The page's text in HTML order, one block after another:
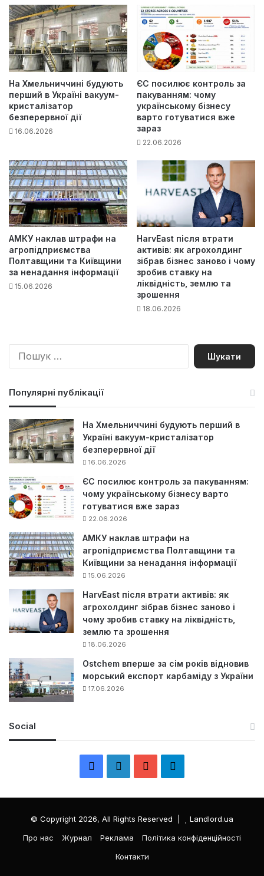
На Хмельниччині будують
перший в Україні вакуум-
кристалізатор
безперервної дії
16.06.2026
ЄС посилює контроль за
пакуванням: чому
українському бізнесу
варто готуватися вже
зараз
22.06.2026
АМКУ наклав штрафи на
агропідприємства
Полтавщини та Київщини
за ненадання інформації
15.06.2026
HarvEast після втрати
активів: як агрохолдинг
зібрав бізнес заново і чому
зробив ставку на
ліквідність, землю та
зрошення
18.06.2026
П
Популярні публікації
На Хмельниччині будують перший в
Україні вакуум-кристалізатор
безперервної дії
16.06.2026
ЄС посилює контроль за пакуванням:
чому українському бізнесу варто
готуватися вже зараз
22.06.2026
АМКУ наклав штрафи на
агропідприємства Полтавщини та
Київщини за ненадання інформації
15.06.2026
HarvEast після втрати активів: як
агрохолдинг зібрав бізнес заново і
чому зробив ставку на ліквідність,
землю та зрошення
18.06.2026
Ostchem вперше за сім років відновив
морський експорт карбаміду з України
17.06.2026
Social
e
k
e
T
л
е
© Copyright 2026, All Rights Reserved |
Landlord.ua
Про нас
Журнал Реклама
Політика конфіденційності
Контакти